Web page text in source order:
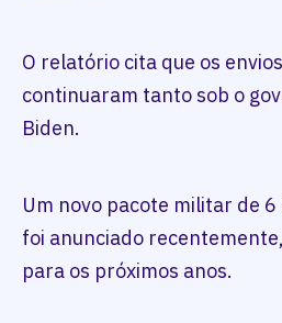
O relatório cita que os
continuaram tanto sob o
Biden.
Um novo pacote militar de
foi anunciado
para os próximos anos.